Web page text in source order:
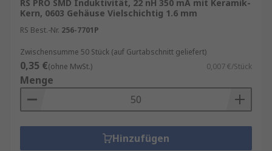
RS PRO SMD Induktivität, 22 nH 350 mA mit Keramik-
Kern, 0603 Gehäuse Vielschichtig 1.6 mm
RS Best.-Nr. 256-7701P
Zwischensumme 50 Stück (auf Gurtabschnitt geliefert)
0,35 €(ohne MwSt.) 0,007 €/Stück
Menge
Hinzufügen